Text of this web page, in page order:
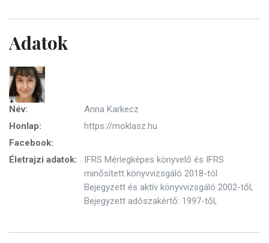
Adatok
Név:
Anna Karkecz
Honlap:
https://moklasz.hu
Facebook:
Életrajzi adatok:
IFRS Mérlegképes könyvelő és IFRS
minősített könyvvizsgáló 2018-tól
Bejegyzett és aktív könyvvizsgáló 2002-től,
Bejegyzett adószakértő: 1997-től,